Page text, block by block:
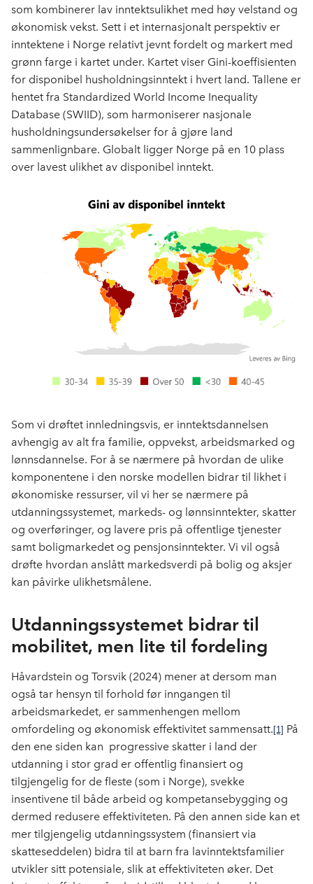
som kombinerer lav inntektsulikhet med høy velstand og
økonomisk vekst. Sett i et internasjonalt perspektiv er
inntektene i Norge relativt jevnt fordelt og markert med
grønn farge i kartet under. Kartet viser Gini-koeffisienten
for disponibel husholdningsinntekt i hvert land. Tallene er
hentet fra Standardized World Income Inequality
Database (SWIID), som harmoniserer nasjonale
husholdningsundersøkelser for å gjøre land
sammenlignbare. Globalt ligger Norge på en 10 plass
over lavest ulikhet av disponibel inntekt.
Som vi drøftet innledningsvis, er inntektsdannelsen
avhengig av alt fra familie, oppvekst, arbeidsmarked og
lønnsdannelse. For å se nærmere på hvordan de ulike
komponentene i den norske modellen bidrar til likhet i
økonomiske ressurser, vil vi her se nærmere på
utdanningssystemet, markeds- og lønnsinntekter, skatter
og overføringer, og lavere pris på offentlige tjenester
samt boligmarkedet og pensjonsinntekter. Vi vil også
drøfte hvordan anslått markedsverdi på bolig og aksjer
kan påvirke ulikhetsmålene.
Utdanningssystemet bidrar til
mobilitet, men lite til fordeling
Håvardstein og Torsvik (2024) mener at dersom man
også tar hensyn til forhold før inngangen til
arbeidsmarkedet, er sammenhengen mellom
omfordeling og økonomisk effektivitet sammensatt.[1] På
den ene siden kan progressive skatter i land der
utdanning i stor grad er offentlig finansiert og
tilgjengelig for de fleste (som i Norge), svekke
insentivene til både arbeid og kompetansebygging og
dermed redusere effektiviteten. På den annen side kan et
mer tilgjengelig utdanningssystem (finansiert via
skatteseddelen) bidra til at barn fra lavinntektsfamilier
utvikler sitt potensiale, slik at effektiviteten øker. Det